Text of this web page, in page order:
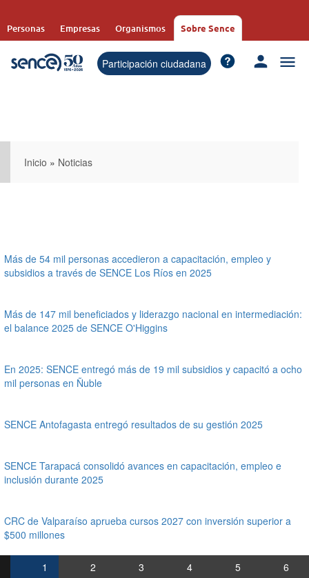
contenido
Personas Empresas Organismos Sobre Sence
Participación ciudadana
Inicio » Noticias
Más de 54 mil personas accedieron a capacitación, empleo y
subsidios a través de SENCE Los Ríos en 2025
Más de 147 mil beneficiados y liderazgo nacional en intermediación:
el balance 2025 de SENCE O'Higgins
En 2025: SENCE entregó más de 19 mil subsidios y capacitó a ocho
mil personas en Ñuble
SENCE Antofagasta entregó resultados de su gestión 2025
SENCE Tarapacá consolidó avances en capacitación, empleo e
inclusión durante 2025
CRC de Valparaíso aprueba cursos 2027 con inversión superior a
$500 millones
1 2 3 4 5
6